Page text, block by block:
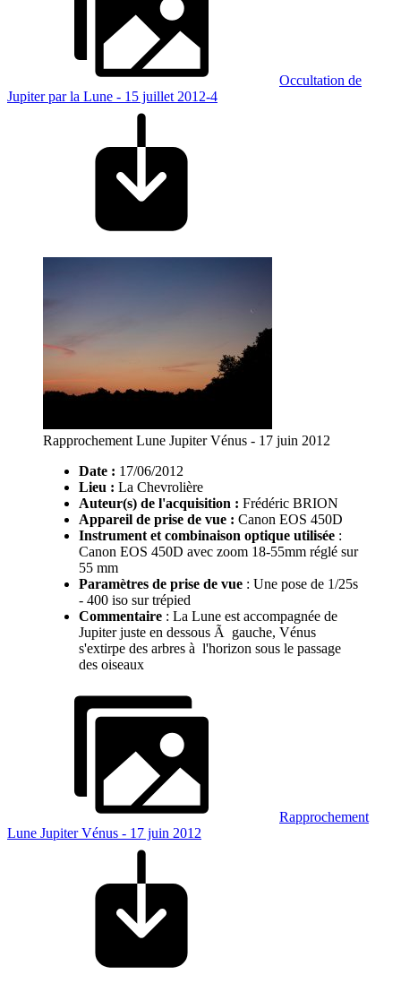
Occultation de
Jupiter par la Lune - 15 juillet 2012-4
Rapprochement Lune Jupiter Vénus - 17 juin 2012
Date : 17/06/2012
Lieu : La Chevrolière
Auteur(s) de l'acquisition : Frédéric BRION
Appareil de prise de vue : Canon EOS 450D
Instrument et combinaison optique utilisée :
Canon EOS 450D avec zoom 18-55mm réglé sur
55 mm
Paramètres de prise de vue : Une pose de 1/25s
- 400 iso sur trépied
Commentaire : La Lune est accompagnée de
Jupiter juste en dessous Ã gauche, Vénus
s'extirpe des arbres à l'horizon sous le passage
des oiseaux
Rapprochement
Lune Jupiter Vénus - 17 juin 2012